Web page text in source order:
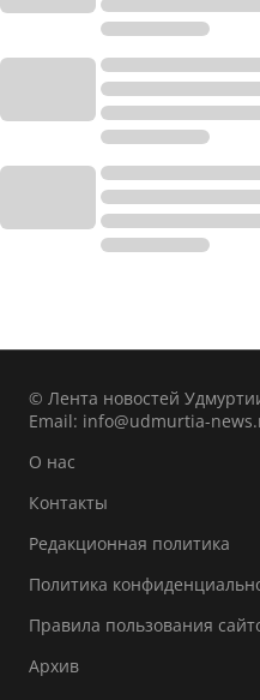
© Лента новостей
Email: info@udmurtia-
О нас
Контакты
Редакционная политика
Политика
Правила пользования
Архив